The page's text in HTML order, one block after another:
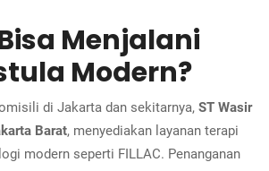
Menjalani
Modern?
di Jakarta dan sekitarnya, ST Wasir
Barat, menyediakan layanan terapi
modern seperti FILLAC. Penanganan